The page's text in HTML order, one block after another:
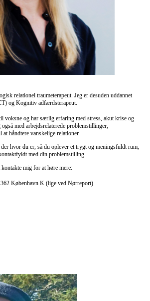
relationel traumeterapeut. Jeg er desuden uddannet
og Kognitiv adfærdsterapeut.
voksne og har særlig erfaring med stress, akut krise og
med arbejdsrelaterede problemstillinger,
håndtere vanskelige relationer.
hvor du er, så du oplever et trygt og meningsfuldt rum,
med din problemstilling.
mig for at høre mere:
København K (lige ved Nørreport)